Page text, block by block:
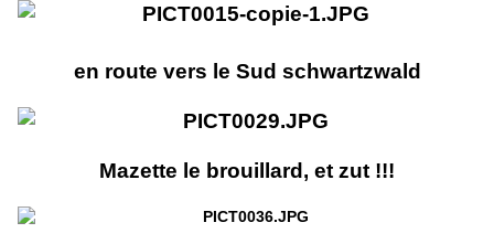
en route vers le Sud schwartzwald
Mazette le brouillard, et zut !!!